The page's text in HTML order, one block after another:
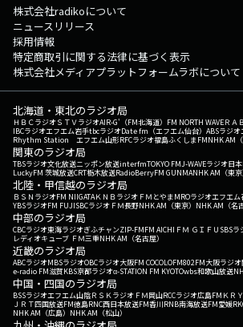
株式会社radikoについて
ニュースリリース
採用情報
特定商取引に関する法律に基づく表示
株式会社メディアプラットフォームラボについて
北海道・東北のラジオ局
ＨＢＣラジオＳＴＶラジオAIR-G'（FM北海道） FM NORTH WAVEＲＡ
IBCラジオエフエム岩手tbcラジオDate fm（エフエム仙台） ABSラジオ
Rhythm Station エフエム山形RFCラジオ福島ふくしまFMNHK AM（
関東のラジオ局
TBSラジオ文化放送ニッポン放送interfmTOKYO FMJ-WAVEラジオ日本
LuckyFM 茨城放送CRT栃木放送RadioBerryFM GUNMANHK AM（東京
北陸・甲信越のラジオ局
ＢＳＮラジオFM NIIGATAＫＮＢラジオ ＦＭとやまMROラジオエフエム
YBSラジオFM FUJISBCラジオ ＦＭ長野NHK AM（東京） NHK AM（名
中部のラジオ局
CBCラジオ東海ラジオぎふチャンZIP-FMFM AICHI ＦＭ ＧＩＦＵ SBSラ
レディオキューブ ＦＭ三重NHK AM（名古屋）
近畿のラジオ局
ABCラジオMBSラジオOBCラジオ大阪FM COCOLOFM802FM大阪ラジ
e-radio FM滋賀KBS京都ラジオα-STATION FM KYOTOwbs和歌山放送
中国・四国のラジオ局
BSSラジオエフエム山陰ＲＳＫラジオ ＦＭ岡山RCCラジオ広島FM ＫＲ
ＪＲＴ四国放送FM徳島RNC西日本放送FM香川RNB南海放送FM愛媛
NHK AM（広島） NHK AM（松山）